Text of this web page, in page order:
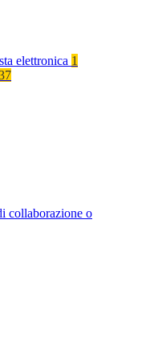
elettronica 1
collaborazione o